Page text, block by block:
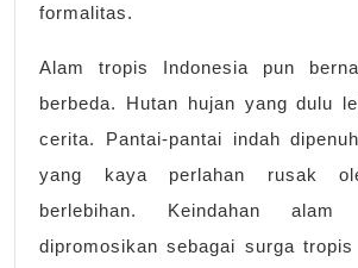
formalitas.
Alam tropis Indonesia pun
berbeda. Hutan hujan yang dulu
cerita. Pantai-pantai indah
yang kaya perlahan rusak
berlebihan. Keindahan
dipromosikan sebagai surga